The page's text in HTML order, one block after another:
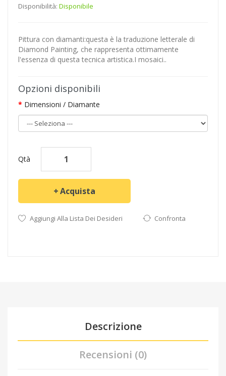
Disponibilità: Disponibile
Pittura con diamanti:questa è la traduzione letterale di
Diamond Painting, che rappresenta ottimamente
l'essenza di questa tecnica artistica.I mosaici..
Opzioni disponibili
Dimensioni / Diamante
Qtà
Acquista
Aggiungi Alla Lista Dei Desideri Confronta
Descrizione
Recensioni (0)